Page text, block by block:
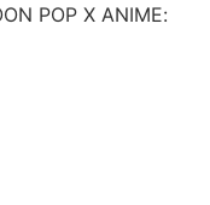
POP X ANIME: